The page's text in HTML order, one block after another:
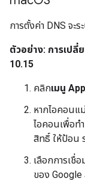
การตั้งค่า DNS จะร
ตัวอย่าง: การเปลี่
10.15
คลิกเมนู
หากไอคอน
ไอคอนเพื่อท
สิทธิ์ ให้ป้อน
เลือกการเชื่
ของ Google